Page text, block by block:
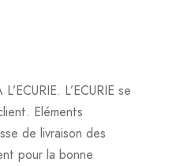
L’ECURIE se
Eléments
de livraison des
pour la bonne